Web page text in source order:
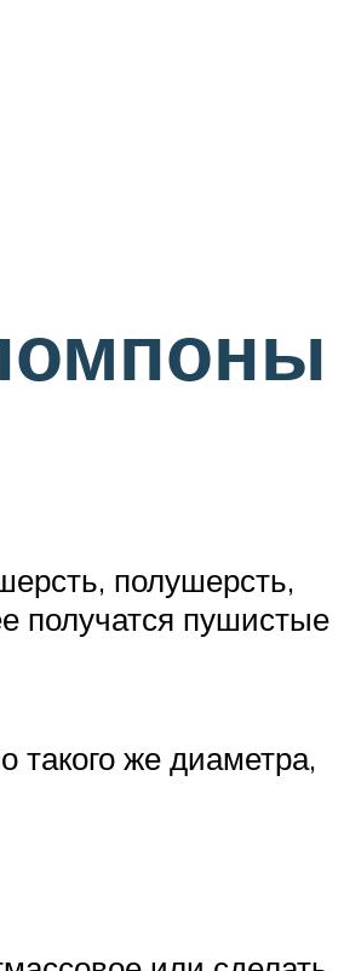
полушерсть,
получатся пушистые
такого же диаметра,